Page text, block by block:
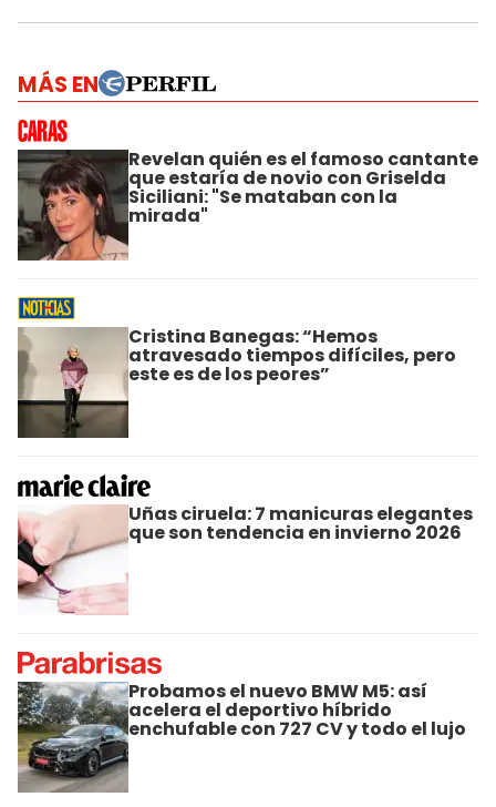
MÁS EN
Revelan quién es el famoso cantante
que estaría de novio con Griselda
Siciliani: "Se mataban con la
mirada"
Cristina Banegas: “Hemos
atravesado tiempos difíciles, pero
este es de los peores”
Uñas ciruela: 7 manicuras elegantes
que son tendencia en invierno 2026
Probamos el nuevo BMW M5: así
acelera el deportivo híbrido
enchufable con 727 CV y todo el lujo